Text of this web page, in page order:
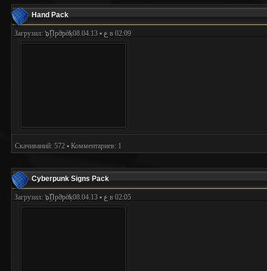
Hand Pack
Загрузил: ๖ۣۜПpỡpờķع ▪ 08.04.13 в 02:09
Скачиваний: 572 ▪ Комментариев: 1
Cyberpunk Signs Pack
Загрузил: ๖ۣۜПpỡpờķع ▪ 08.04.13 в 02:05